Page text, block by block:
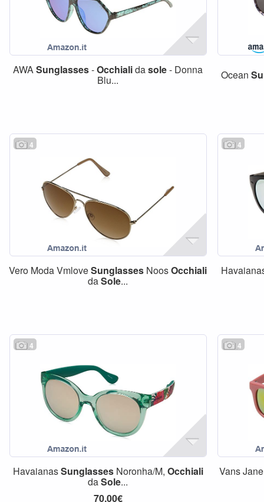
AWASunglasses-Occhialidasole- Donna
Blu... Ocean
4
Vero Moda VmloveSunglasses NoosOcchiali
daSole...
4
4
HavaianasSunglassesNoronha/M, Occhiali
daSole...
70,00€
4
Vans